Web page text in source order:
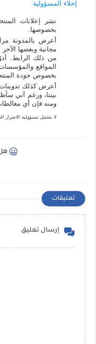
إخلاء المسؤولية
نشر إعلانات
بخصوصها.
أعرض بالمدونة
من ذلك الرابط.
المواقع
بخصوص جودة
أعرض كذلك
ومنه فإن أي
لا نتحمل مسؤولية
تعليقات
إرسال تعليق